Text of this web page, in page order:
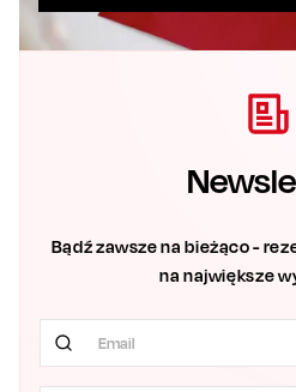
Bądź zawsze na bieżąco -
na największe